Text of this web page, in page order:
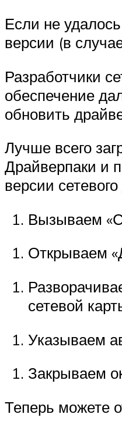
Если не
версии (в
Разработчики
обеспечение
обновить
Лучше всего
Драйверпаки и
версии
Вызываем
Открываем
сетевой
Указываем
Закрываем
Теперь можете